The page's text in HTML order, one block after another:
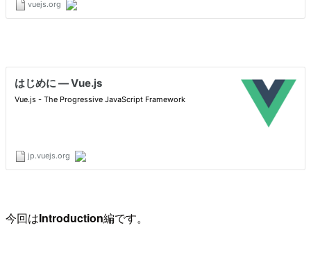
今回はIntroduction編です。